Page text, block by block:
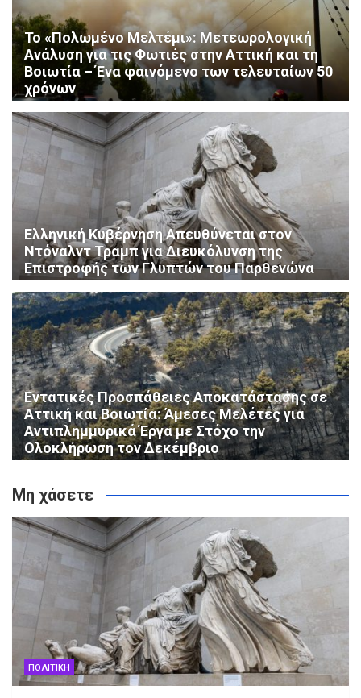
Το «Πολωμένο Μελτέμι»: Μετεωρολογική
Ανάλυση για τις Φωτιές στην Αττική και τη
Βοιωτία – Ένα φαινόμενο των τελευταίων 50
χρόνων
Ελληνική Κυβέρνηση Απευθύνεται στον
Ντόναλντ Τραμπ για Διευκόλυνση της
Επιστροφής των Γλυπτών του Παρθενώνα
Εντατικές Προσπάθειες Αποκατάστασης σε
Αττική και Βοιωτία: Άμεσες Μελέτες για
Αντιπλημμυρικά Έργα με Στόχο την
Ολοκλήρωση τον Δεκέμβριο
Μη χάσετε
ΠΟΛΙΤΙΚΗ